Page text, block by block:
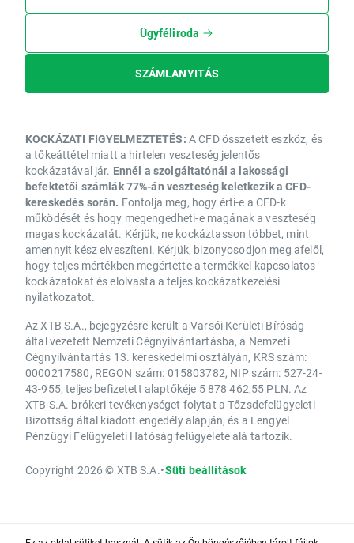
Ügyféliroda
SZÁMLANYITÁS
KOCKÁZATI FIGYELMEZTETÉS: A CFD összetett eszköz, és
a tőkeáttétel miatt a hirtelen veszteség jelentős
kockázatával jár. Ennél a szolgáltatónál a lakossági
befektetői számlák 77%-án veszteség keletkezik a CFD-
kereskedés során. Fontolja meg, hogy érti-e a CFD-k
működését és hogy megengedheti-e magának a veszteség
magas kockázatát. Kérjük, ne kockáztasson többet, mint
amennyit kész elveszíteni. Kérjük, bizonyosodjon meg afelől,
hogy teljes mértékben megértette a termékkel kapcsolatos
kockázatokat és elolvasta a teljes kockázatkezelési
nyilatkozatot.
Az XTB S.A., bejegyzésre került a Varsói Kerületi Bíróság
által vezetett Nemzeti Cégnyilvántartásba, a Nemzeti
Cégnyilvántartás 13. kereskedelmi osztályán, KRS szám:
0000217580, REGON szám: 015803782, NIP szám: 527-24-
43-955, teljes befizetett alaptőkéje 5 878 462,55 PLN. Az
XTB S.A. brókeri tevékenységet folytat a Tőzsdefelügyeleti
Bizottság által kiadott engedély alapján, és a Lengyel
Pénzügyi Felügyeleti Hatóság felügyelete alá tartozik.
Copyright 2026 © XTB S.A.•Süti beállítások